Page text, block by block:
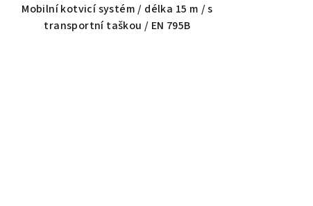
Mobilní kotvicí systém / délka 15 m / s
transportní taškou / EN 795B